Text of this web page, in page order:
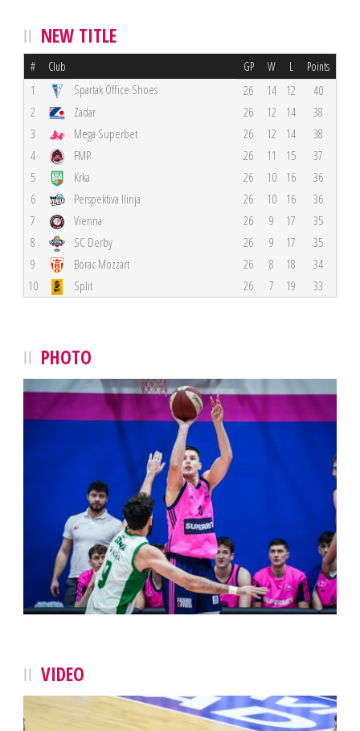
NEW TITLE
# Club GP W L Points
1 Spartak Office Shoes 26 14 12
40
2
Zadar 26 12 14
38
3
Mega Superbet 26 12 14
38
4
FMP 26 11 15
37
5
Krka 26 10 16
36
6
Perspektiva Ilirija 26 10 16
36
7
Vienna 26 9 17
35
8
SC Derby 26 9 17
35
9
Borac Mozzart 26 8 18
34
10
Split 26 7 19 33
PHOTO
VIDEO